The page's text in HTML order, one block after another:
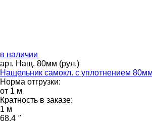
в наличии
арт. Нащ. 80мм (рул.)
Нащельник самокл. с уплотнением
Норма отгрузки:
от 1 м
Кратность в заказе:
1 м
68.4 "